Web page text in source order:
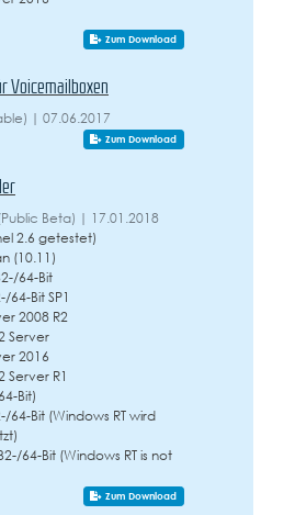
Zum Download
Voicemailboxen
| 07.06.2017
Zum Download
Beta) | 17.01.2018
2.6 getestet)
(10.11)
64-Bit
64-Bit SP1
2008 R2
Server
2016
Server R1
Bit)
64-Bit (Windows RT wird
64-Bit (Windows RT is not
Zum Download